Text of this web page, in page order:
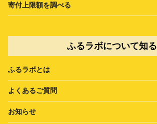
寄付上限額を調べる
ふるラボについて知る
ふるラボとは
よくあるご質問
お知らせ